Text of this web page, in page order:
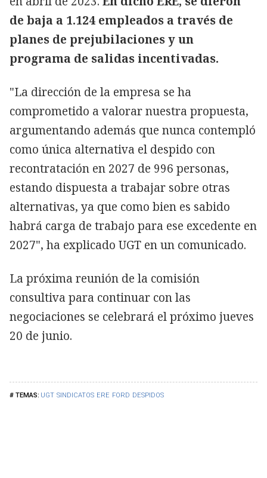
UGT SINDICATOS ERE FORD DESPIDOS
de baja a 1.124 empleados a través de
planes de prejubilaciones y un
programa de salidas incentivadas.
"La dirección de la empresa se ha
comprometido a valorar nuestra propuesta,
argumentando además que nunca contempló
como única alternativa el despido con
recontratación en 2027 de 996 personas,
estando dispuesta a trabajar sobre otras
alternativas, ya que como bien es sabido
habrá carga de trabajo para ese excedente en
2027", ha explicado UGT en un comunicado.
La próxima reunión de la comisión
consultiva para continuar con las
negociaciones se celebrará el próximo jueves
20 de junio.